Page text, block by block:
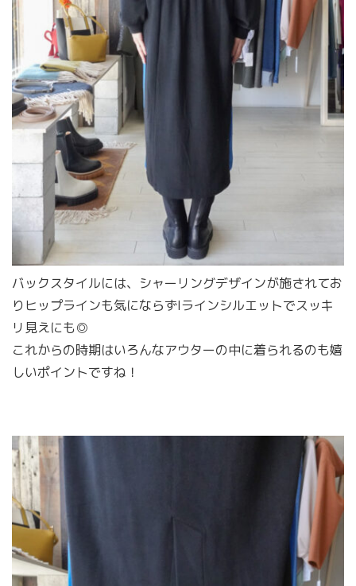
バックスタイルには、シャーリングデザインが施されてお
りヒップラインも気にならずIラインシルエットでスッキ
リ見えにも◎
これからの時期はいろんなアウターの中に着られるのも嬉
しいポイントですね！